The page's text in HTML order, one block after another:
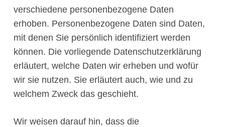
verschiedene personenbezogene Daten
erhoben. Personenbezogene Daten sind Daten,
mit denen Sie persönlich identifiziert werden
können. Die vorliegende Datenschutzerklärung
erläutert, welche Daten wir erheben und wofür
wir sie nutzen. Sie erläutert auch, wie und zu
welchem Zweck das geschieht.
Wir weisen darauf hin, dass die